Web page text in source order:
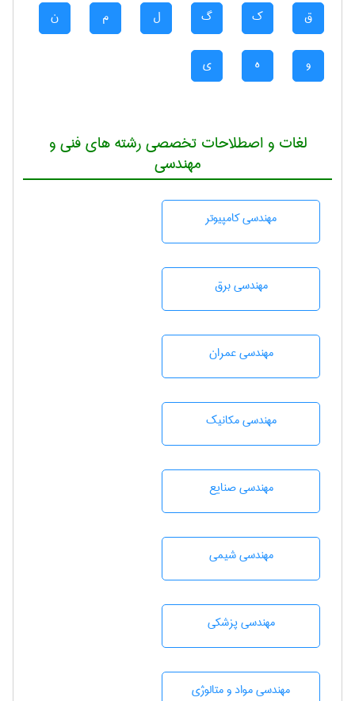
ق ک گ ل م ن
و ه ی
لغات و اصطلاحات تخصصی رشته های فنی و
مهندسی
مهندسی كامپيوتر
مهندسی برق
مهندسی عمران
مهندسی مکانیک
مهندسی صنايع
مهندسي شيمی
مهندسی پزشکی
مهندسی مواد و متالوژی